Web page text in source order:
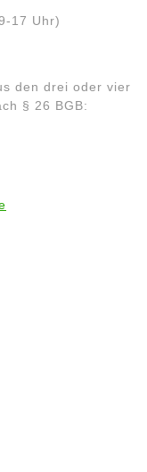
17 Uhr)
den drei oder vier
§ 26 BGB: